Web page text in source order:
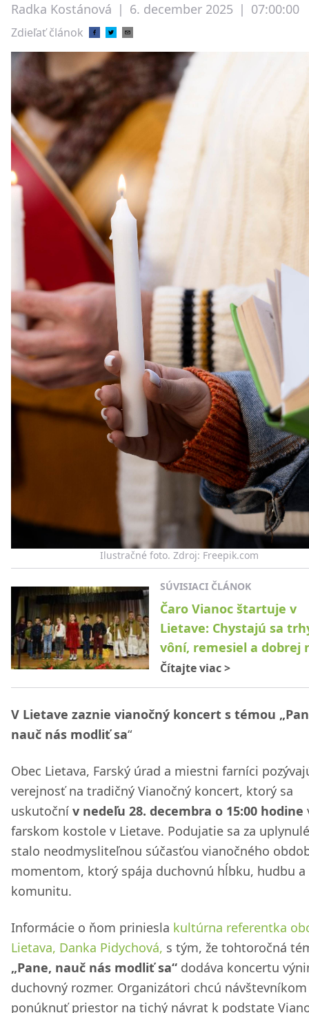
Radka Kostánová | 6. december 2025 | 07:00:00
Zdieľať článok
Ilustračné foto. Zdroj: Freepik.com
SÚVISIACI ČLÁNOK
Čaro Vianoc štartuje v
Lietave: Chystajú sa
vôní, remesiel a dobrej
Čítajte viac>
V Lietave zaznie vianočný koncert s témou
nauč nás modliť sa“
Obec Lietava, Farský úrad a miestni farníci
verejnosť na tradičný Vianočný koncert, ktorý sa
uskutoční v nedeľu 28. decembra o 15:00 hodine
farskom kostole v Lietave. Podujatie sa za
stalo neodmysliteľnou súčasťou vianočného
momentom, ktorý spája duchovnú hĺbku, hudbu a
komunitu.
Informácie o ňom priniesla kultúrna referentka
Lietava, Danka Pidychová, s tým, že tohtoročná
„Pane, nauč nás modliť sa“ dodáva koncertu
duchovný rozmer. Organizátori chcú návštevníkom
ponúknuť priestor na tichý návrat k podstate